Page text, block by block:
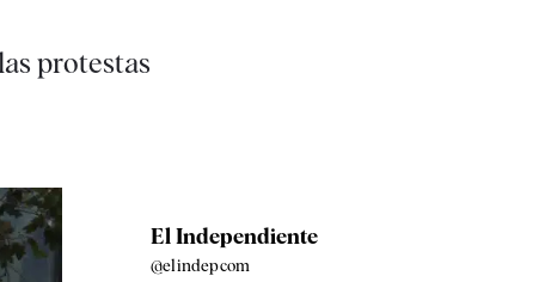
protestas
El Independiente
@elindepcom